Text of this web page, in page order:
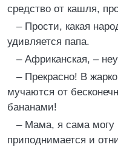
средство от кашля,
– Прости, какая
удивляется папа.
– Африканская, –
– Прекрасно! В
мучаются от
бананами!
– Мама, я сама
приподнимается и